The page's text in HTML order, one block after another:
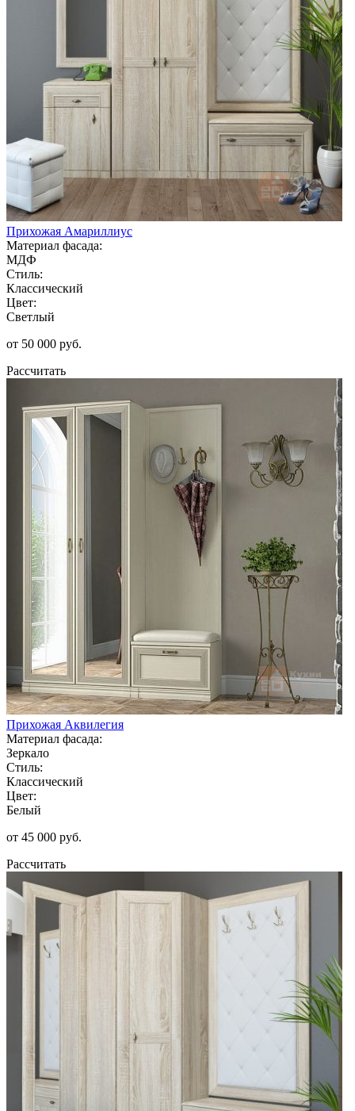
Прихожая Амариллиус
Материал фасада:
МДФ
Стиль:
Классический
Цвет:
Светлый
от 50 000 руб.
Рассчитать
Прихожая Аквилегия
Материал фасада:
Зеркало
Стиль:
Классический
Цвет:
Белый
от 45 000 руб.
Рассчитать